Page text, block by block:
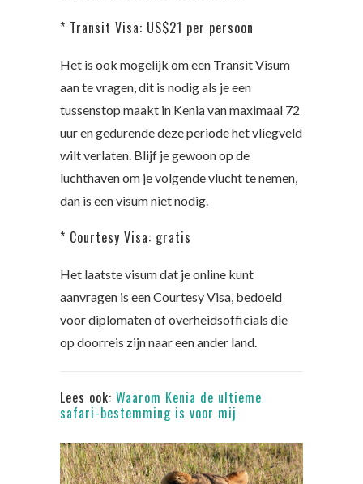
* Transit Visa: US$21 per persoon
Het is ook mogelijk om een Transit Visum
aan te vragen, dit is nodig als je een
tussenstop maakt in Kenia van maximaal 72
uur en gedurende deze periode het vliegveld
wilt verlaten. Blijf je gewoon op de
luchthaven om je volgende vlucht te nemen,
dan is een visum niet nodig.
* Courtesy Visa: gratis
Het laatste visum dat je online kunt
aanvragen is een Courtesy Visa, bedoeld
voor diplomaten of overheidsofficials die
op doorreis zijn naar een ander land.
Lees ook: Waarom Kenia de ultieme
safari-bestemming is voor mij